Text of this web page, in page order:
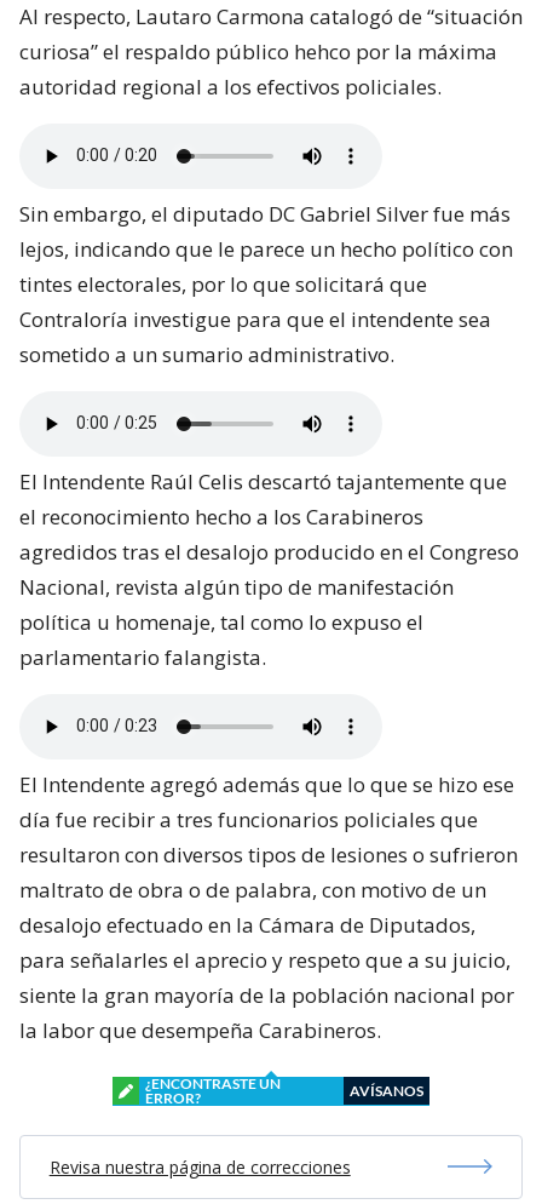
Al respecto, Lautaro Carmona catalogó de “situación
curiosa” el respaldo público hehco por la máxima
autoridad regional a los efectivos policiales.
Sin embargo, el diputado DC Gabriel Silver fue más
lejos, indicando que le parece un hecho político con
tintes electorales, por lo que solicitará que
Contraloría investigue para que el intendente sea
sometido a un sumario administrativo.
El Intendente Raúl Celis descartó tajantemente que
el reconocimiento hecho a los Carabineros
agredidos tras el desalojo producido en el Congreso
Nacional, revista algún tipo de manifestación
política u homenaje, tal como lo expuso el
parlamentario falangista.
El Intendente agregó además que lo que se hizo ese
día fue recibir a tres funcionarios policiales que
resultaron con diversos tipos de lesiones o sufrieron
maltrato de obra o de palabra, con motivo de un
desalojo efectuado en la Cámara de Diputados,
para señalarles el aprecio y respeto que a su juicio,
siente la gran mayoría de la población nacional por
la labor que desempeña Carabineros.
¿ENCONTRASTE UN
ERROR?
AVÍSANOS
Revisa nuestra página de correcciones